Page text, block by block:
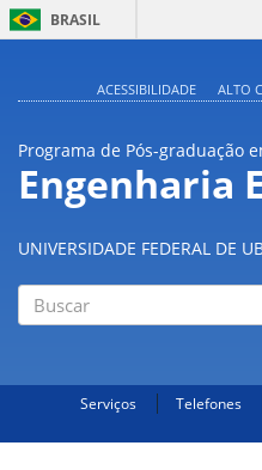
BRASIL
ACESSIBILIDADE
ALTO
Programa de Pós-graduação
Engenharia
UNIVERSIDADE FEDERAL DE
Serviços Telefones